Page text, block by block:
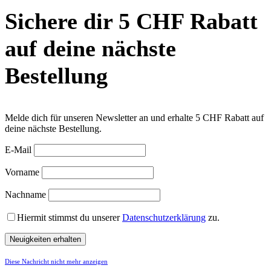
Sichere dir 5 CHF Rabatt
auf deine nächste
Bestellung
Melde dich für unseren Newsletter an und erhalte 5 CHF Rabatt auf
deine nächste Bestellung.
E-Mail
Vorname
Nachname
Hiermit stimmst du unsererDatenschutzerklärung zu.
Diese Nachricht nicht mehr anzeigen